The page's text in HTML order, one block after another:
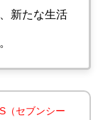
新たな生活
（セブンシー